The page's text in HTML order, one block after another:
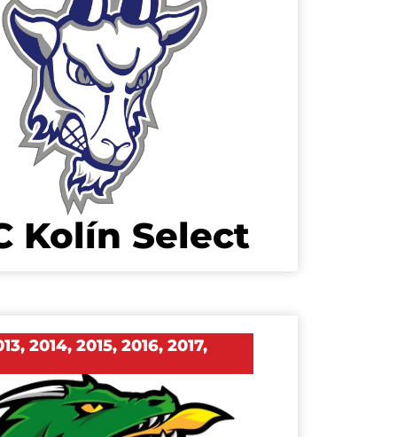
Kolín Select
, 2014, 2015, 2016, 2017,